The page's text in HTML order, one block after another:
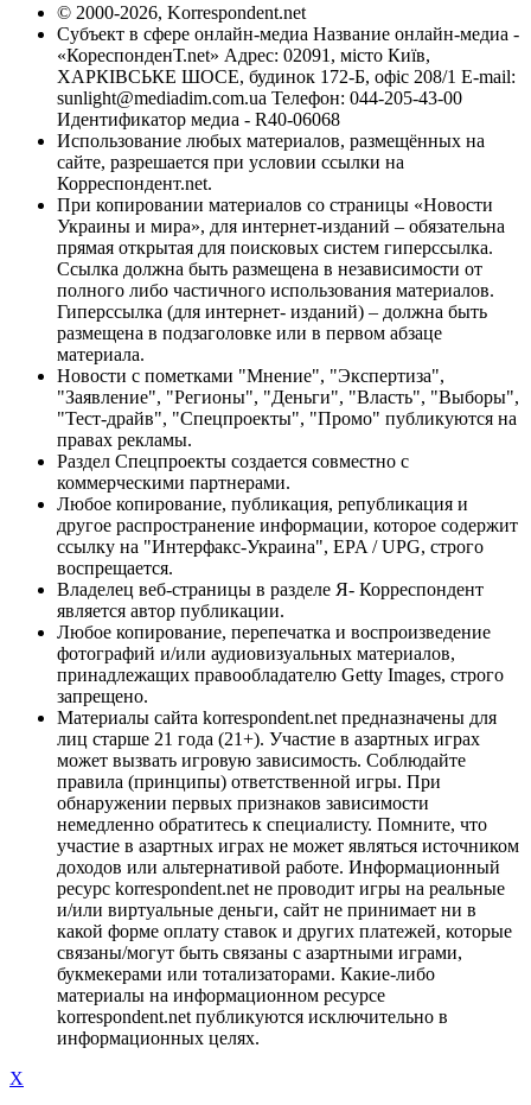
© 2000-2026, Korrespondent.net
Субъект в сфере онлайн-медиа Название онлайн-медиа -
«КореспонденТ.net» Адрес: 02091, місто Київ,
ХАРКІВСЬКЕ ШОСЕ, будинок 172-Б, офіс 208/1 E-mail:
sunlight@mediadim.com.ua Телефон: 044-205-43-00
Идентификатор медиа - R40-06068
Использование любых материалов, размещённых на
сайте, разрешается при условии ссылки на
Корреспондент.net.
При копировании материалов со страницы «Новости
Украины и мира», для интернет-изданий – обязательна
прямая открытая для поисковых систем гиперссылка.
Ссылка должна быть размещена в независимости от
полного либо частичного использования материалов.
Гиперссылка (для интернет- изданий) – должна быть
размещена в подзаголовке или в первом абзаце
материала.
Новости с пометками "Мнение", "Экспертиза",
"Заявление", "Регионы", "Деньги", "Власть", "Выборы",
"Тест-драйв", "Спецпроекты", "Промо" публикуются на
правах рекламы.
Раздел Спецпроекты создается совместно с
коммерческими партнерами.
Любое копирование, публикация, републикация и
другое распространение информации, которое содержит
ссылку на "Интерфакс-Украина", EPA / UPG, строго
воспрещается.
Владелец веб-страницы в разделе Я- Корреспондент
является автор публикации.
Любое копирование, перепечатка и воспроизведение
фотографий и/или аудиовизуальных материалов,
принадлежащих правообладателю Getty Images, строго
запрещено.
Материалы сайта korrespondent.net предназначены для
лиц старше 21 года (21+). Участие в азартных играх
может вызвать игровую зависимость. Соблюдайте
правила (принципы) ответственной игры. При
обнаружении первых признаков зависимости
немедленно обратитесь к специалисту. Помните, что
участие в азартных играх не может являться источником
доходов или альтернативой работе. Информационный
ресурс korrespondent.net не проводит игры на реальные
и/или виртуальные деньги, сайт не принимает ни в
какой форме оплату ставок и других платежей, которые
связаны/могут быть связаны с азартными играми,
букмекерами или тотализаторами. Какие-либо
материалы на информационном ресурсе
korrespondent.net публикуются исключительно в
информационных целях.
X